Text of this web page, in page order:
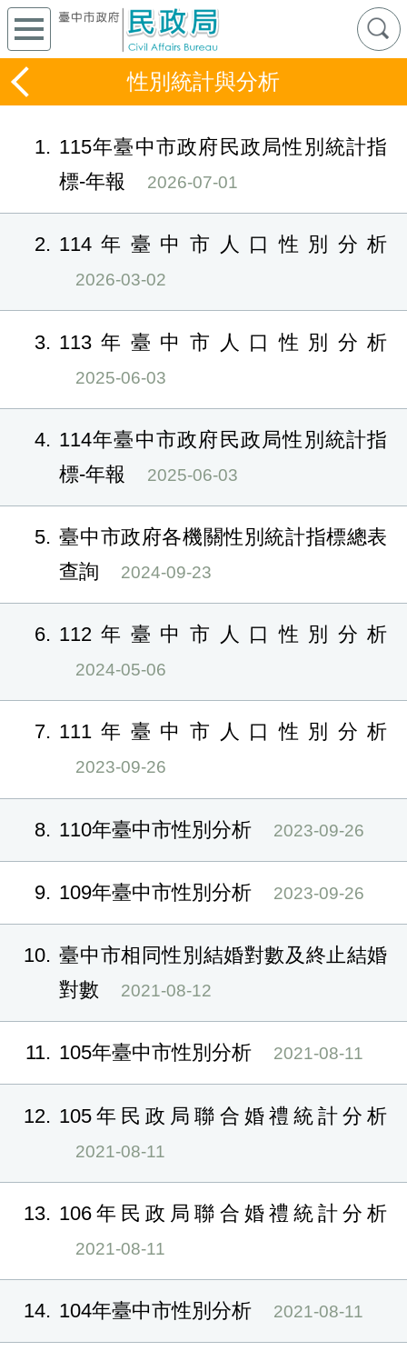
性別統計與分析
1
115年臺中市政府民政局性別統計指
標-年報
2026-07-01
2 114年臺中市人口性別分析
2026-03-02
3 113年臺中市人口性別分析
2025-06-03
4
114年臺中市政府民政局性別統計指
標-年報
2025-06-03
5 臺中市政府各機關性別統計指標總表
查詢
2024-09-23
6 112年臺中市人口性別分析
2024-05-06
7 111年臺中市人口性別分析
2023-09-26
8 110年臺中市性別分析 2023-09-26
9 109年臺中市性別分析 2023-09-26
10 臺中市相同性別結婚對數及終止結婚
對數
2021-08-12
11 105年臺中市性別分析 2021-08-11
12 105年民政局聯合婚禮統計分析
2021-08-11
13 106年民政局聯合婚禮統計分析
2021-08-11
14 104年臺中市性別分析 2021-08-11